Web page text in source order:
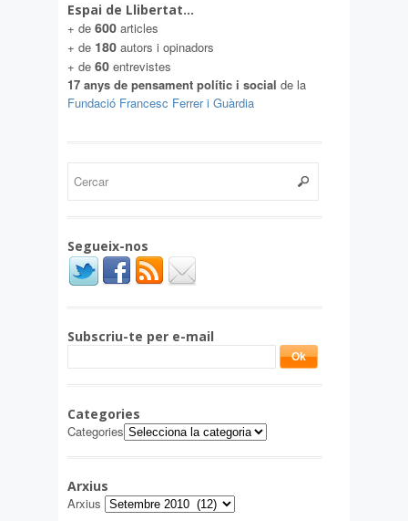
Espai de Llibertat…
+ de 600 articles
+ de 180 autors i opinadors
+ de 60 entrevistes
17 anys de pensament polític i social de la
Fundació Francesc Ferrer i Guàrdia
Segueix-nos
Subscriu-te per e-mail
Categories
Categories
Arxius
Arxius